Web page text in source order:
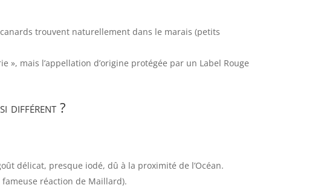
trouvent naturellement dans le marais (petits
», mais l’appellation d’origine protégée par un Label Rouge
différent ?
délicat, presque iodé, dû à la proximité de l’Océan.
réaction de Maillard).